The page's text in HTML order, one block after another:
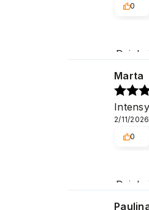
0
Marta
2/11/2026
0